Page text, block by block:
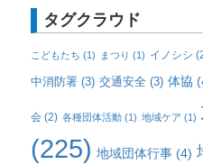
タグクラウド
こどもたち (1) まつり (1) イノシシ
中消防署(3) 交通安全(3) 体協
会(2) 各種団体活動(1) 地域ケア (1)
(225) 地域団体行事(4)